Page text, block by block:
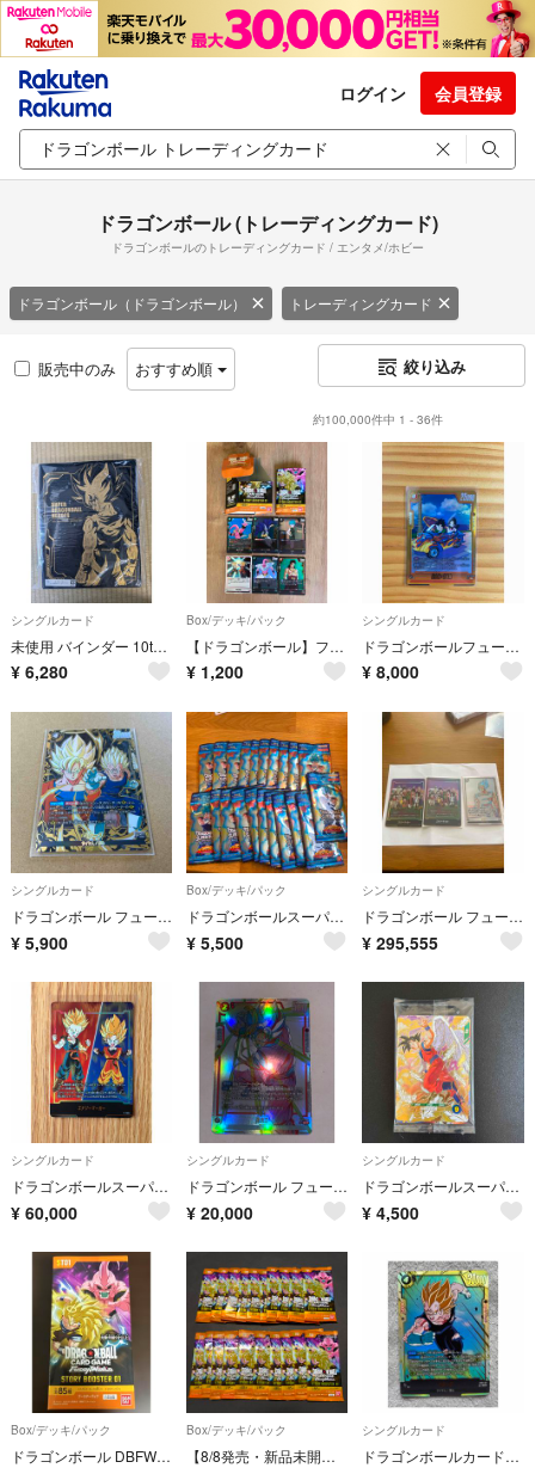
ログイン 会員登録
ドラゴンボール (トレーディングカード)
ドラゴンボールのトレーディングカード / エンタメ/ホビー
ドラゴンボール（ドラゴンボール） トレーディングカード
販売中のみ おすすめ順 絞り込み
約100,000件中 1 - 36件
シングルカード
未使用 バインダー 10th ANNIVERSARY スーパードラゴンボールヒーローズ
¥ 6,280
Box/デッキ/パック
【ドラゴンボール】フュージョンワールド ストーリーブースター01＋紙箱
¥ 1,200
シングルカード
ドラゴンボールフュージョンワールド ストーリーブースター孫悟飯:青年期Rパラレル
¥ 8,000
シングルカード
ドラゴンボール フュージョンワールド story booster 01 ベジータ R パラレル
¥ 5,900
Box/デッキ/パック
ドラゴンボールスーパーダイバーズ アドバンスパック「バトルオブサイヤン」21パック
¥ 5,500
シングルカード
ドラゴンボール フュージョンワールド エナジーマーカー E-157★ 他三枚セット
¥ 295,555
シングルカード
ドラゴンボールスーパーカードゲーム フュージョンワールド エナジーマーカー E-156 パラレル
¥ 60,000
シングルカード
ドラゴンボール フュージョンワールド 孫悟空 SR パラレル ST01-004
¥ 20,000
シングルカード
ドラゴンボールスーパーダイバース 天使悟空
¥ 4,500
Box/デッキ/パック
ドラゴンボール DBFW STORY BOOSTER 01 テープ付き 未開封 1BOX
Box/デッキ/パック
【8/8発売・新品未開封】ドラゴンボール カードゲーム フュージョンワールド ストーリーブースター01 20パック
シングルカード
ドラゴンボールカード ストーリーブースター ベジータ SCR